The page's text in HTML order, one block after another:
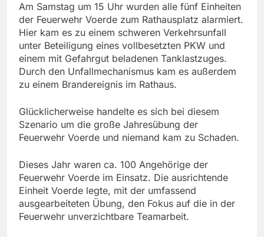
Am Samstag um 15 Uhr wurden alle fünf Einheiten
der Feuerwehr Voerde zum Rathausplatz alarmiert.
Hier kam es zu einem schweren Verkehrsunfall
unter Beteiligung eines vollbesetzten PKW und
einem mit Gefahrgut beladenen Tanklastzuges.
Durch den Unfallmechanismus kam es außerdem
zu einem Brandereignis im Rathaus.
Glücklicherweise handelte es sich bei diesem
Szenario um die große Jahresübung der
Feuerwehr Voerde und niemand kam zu Schaden.
Dieses Jahr waren ca. 100 Angehörige der
Feuerwehr Voerde im Einsatz. Die ausrichtende
Einheit Voerde legte, mit der umfassend
ausgearbeiteten Übung, den Fokus auf die in der
Feuerwehr unverzichtbare Teamarbeit.